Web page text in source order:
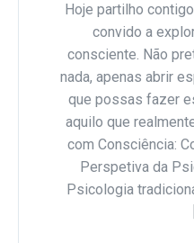
Hoje partilho
convido a
consciente. Não
nada, apenas abrir
que possas fazer
aquilo que
com Consciência:
Perspetiva da
Psicologia